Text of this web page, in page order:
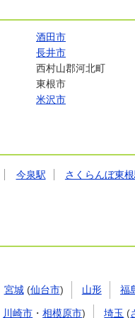
酒田市
長井市
西村山郡河北町
東根市
米沢市
今泉駅 さくらんぼ東
宮城(仙台市) 山形 福
川崎市 ・相模原市) 埼玉 (